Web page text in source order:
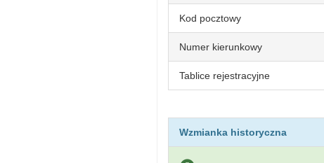
Kod pocztowy
Numer kierunkowy
Tablice rejestracyjne
Wzmianka historyczna